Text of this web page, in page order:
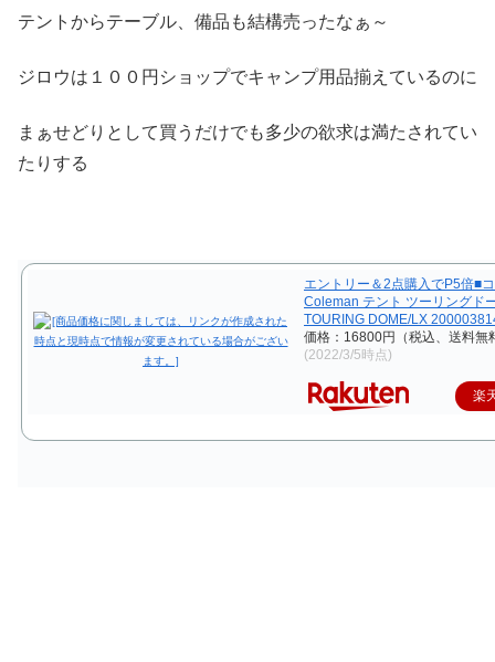
テントからテーブル、備品も結構売ったなぁ～
ジロウは１００円ショップでキャンプ用品揃えているのに
まぁせどりとして買うだけでも多少の欲求は満たされてい
たりする
エントリー＆2点購入でP5倍■
Coleman テント ツーリングド
TOURING DOME/LX
価格：16800円（税込、送料無
(2022/3/5時点)
楽